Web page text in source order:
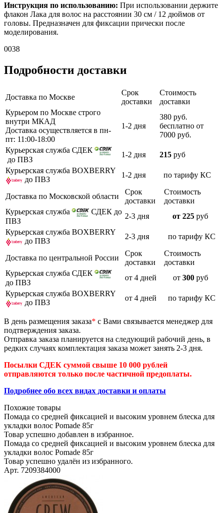
Инструкция по использованию: При использовании держите
флакон Лака для волос на расстоянии 30 см / 12 дюймов от
головы. Предназначен для фиксации прически после
моделирования.
0038
Подробности доставки
Доставка по Москве
Срок
доставки
Стоимость
доставки
Курьером по Москве строго
внутри МКАД
Доставка осуществляется в пн-
пт: 11:00-18:00
1-2 дня
380 руб.
бесплатно от
7000 руб.
Курьерская служба СДЕК
до ПВЗ
1-2 дня 215 руб
Курьерская служба BOXBERRY
до ПВЗ
1-2 дня по тарифу КС
Доставка по Московской области
Срок
доставки
Стоимость
доставки
Курьерская служба
СДЕК до
ПВЗ
2-3 дня от 225 руб
Курьерская служба BOXBERRY
до ПВЗ
2-3 дня по тарифу КС
Доставка по центральной России
Срок
доставки
Стоимость
доставки
Курьерская служба СДЕК
до ПВЗ
от 4 дней от 300руб
Курьерская служба BOXBERRY
до ПВЗ
от 4 дней по тарифу КС
В день размещения заказа* с Вами связывается менеджер для
подтверждения заказа.
Отправка заказа планируется на следующий рабочий день, в
редких случаях комплектация заказа может занять 2-3 дня.
Посылки СДЕК суммой свыше 10 000 рублей
отправляются только после частичной предоплаты.
Подробнее обо всех видах доставки и оплаты
Похожие товары
Помада со средней фиксацией и высоким уровнем блеска для
укладки волос Pomade 85г
Товар успешно добавлен в избранное.
Помада со средней фиксацией и высоким уровнем блеска для
укладки волос Pomade 85г
Товар успешно удалён из избранного.
Арт. 7209384000